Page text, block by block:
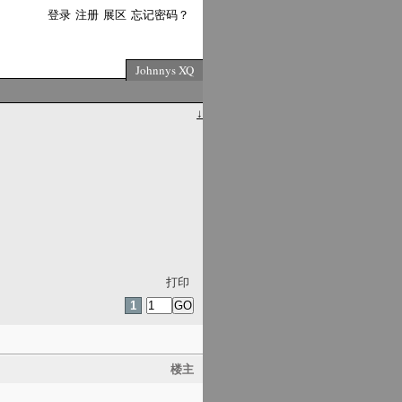
打印
1
楼主
登录 注册 展区 忘记密码？
Johnnys XQ
↓